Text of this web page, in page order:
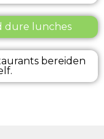
dure lunches
bereiden